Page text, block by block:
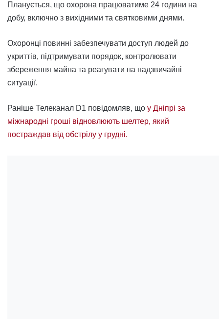
Планується, що охорона працюватиме 24 години на
добу, включно з вихідними та святковими днями.
Охоронці повинні забезпечувати доступ людей до
укриттів, підтримувати порядок, контролювати
збереження майна та реагувати на надзвичайні
ситуації.
Раніше Телеканал D1 повідомляв, що у Дніпрі за
міжнародні гроші відновлюють шелтер, який
постраждав від обстрілу у грудні.